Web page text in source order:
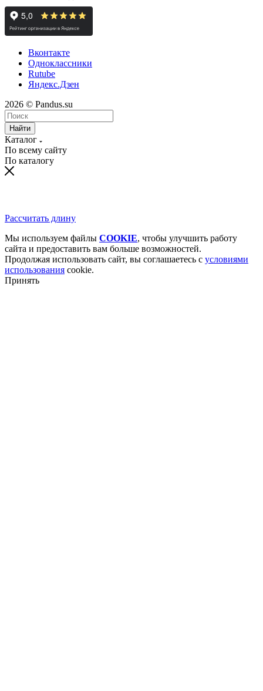
Вконтакте
Одноклассники
Rutube
Яндекс.Дзен
2026 © Pandus.su
Найти
Каталог
По всему сайту
По каталогу
Рассчитать длину
Мы используем файлы COOKIE, чтобы улучшить работу
сайта и предоставить вам больше возможностей.
Продолжая использовать сайт, вы соглашаетесь с условиями
использования cookie.
Принять